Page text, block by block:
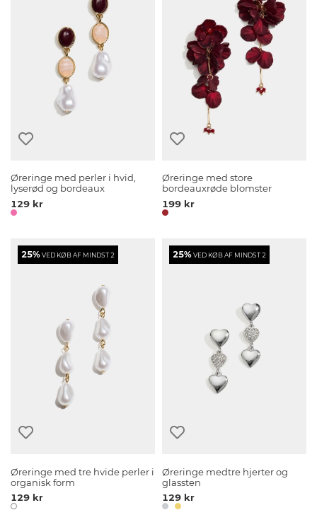
Øreringe med perler i hvid,
lyserød og bordeaux
129 kr
Øreringe med store
bordeauxrøde blomster
199 kr
25%VED KØB AF MINDST 2
Øreringe med tre hvide perler i
organisk form
129 kr
25%VED KØB AF MINDST 2
Øreringe medtre hjerter og
glassten
129 kr